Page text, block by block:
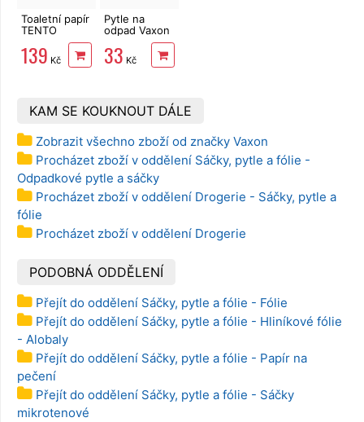
Toaletní papír
TENTO
Delicate
3vrstvý 24
139 Kč
Pytle na
odpad Vaxon
pevné 60l,
20ks, 19µm,
černé
33 Kč
KAM SE KOUKNOUT DÁLE
Zobrazit všechno zboží od značky Vaxon
Procházet zboží v oddělení Sáčky, pytle a fólie -
Odpadkové pytle a sáčky
Procházet zboží v oddělení Drogerie - Sáčky, pytle a
fólie
Procházet zboží v oddělení Drogerie
PODOBNÁ ODDĚLENÍ
Přejít do oddělení Sáčky, pytle a fólie - Fólie
Přejít do oddělení Sáčky, pytle a fólie - Hliníkové fólie
- Alobaly
Přejít do oddělení Sáčky, pytle a fólie - Papír na
pečení
Přejít do oddělení Sáčky, pytle a fólie - Sáčky
mikrotenové